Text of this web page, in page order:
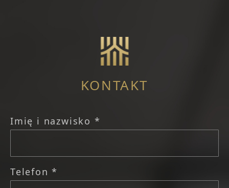
KONTAKT
Imię i nazwisko *
Telefon *